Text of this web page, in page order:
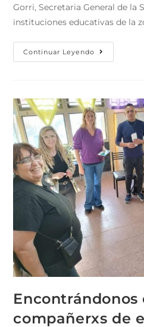
Gorri, Secretaria General de la
instituciones educativas de la
Continuar Leyendo
Encontrándonos
compañerxs de